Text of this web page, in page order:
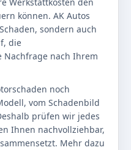
können. AK Autos
sondern auch
die
Nachfrage nach Ihrem
noch
vom Schadenbild
prüfen wir jedes
Ihnen nachvollziehbar,
Mehr dazu